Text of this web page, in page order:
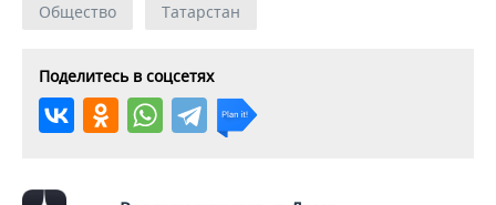
Общество Татарстан
Поделитесь в соцсетях